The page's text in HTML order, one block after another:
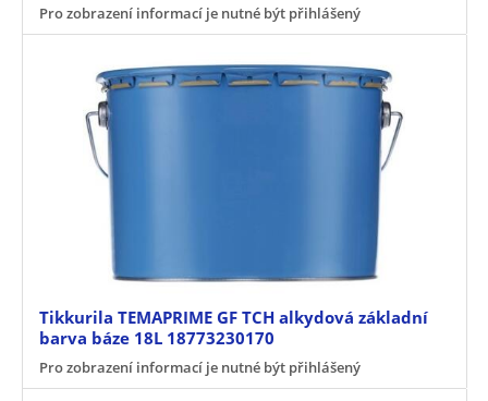
Pro zobrazení informací je nutné být přihlášený
Tikkurila TEMAPRIME GF TCH alkydová základní
barva báze 18L 18773230170
Pro zobrazení informací je nutné být přihlášený